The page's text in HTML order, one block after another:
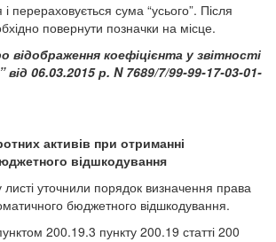
і перераховується сума “усього”. Після
повернути позначки на місце.
коефіцієнта у звітності
від 06.03.2015 р. N 7689/7/99-99-17-03-01-
активів при отриманні
відшкодування
уточнили порядок визначення права
бюджетного відшкодування.
200.19.3 пункту 200.19 статті 200